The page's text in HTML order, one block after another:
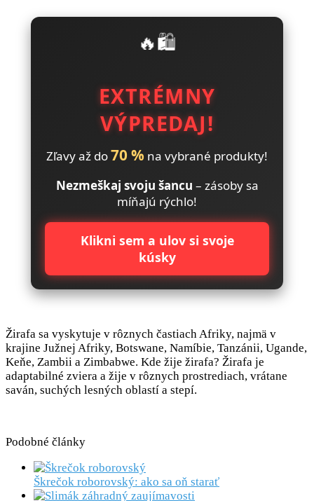
🔥🛍️
EXTRÉMNY
VÝPREDAJ!
Zľavy až do70 % na vybrané produkty!
Nezmeškaj svoju šancu – zásoby sa
míňajú rýchlo!
Klikni sem a ulov si svoje
kúsky
Žirafa sa vyskytuje v rôznych častiach Afriky, najmä v
krajine Južnej Afriky, Botswane, Namíbie, Tanzánii, Ugande,
Keňe, Zambii a Zimbabwe. Kde žije žirafa? Žirafa je
adaptabilné zviera a žije v rôznych prostrediach, vrátane
saván, suchých lesných oblastí a stepí.
Podobné články
Škrečok roborovský: ako sa oň starať